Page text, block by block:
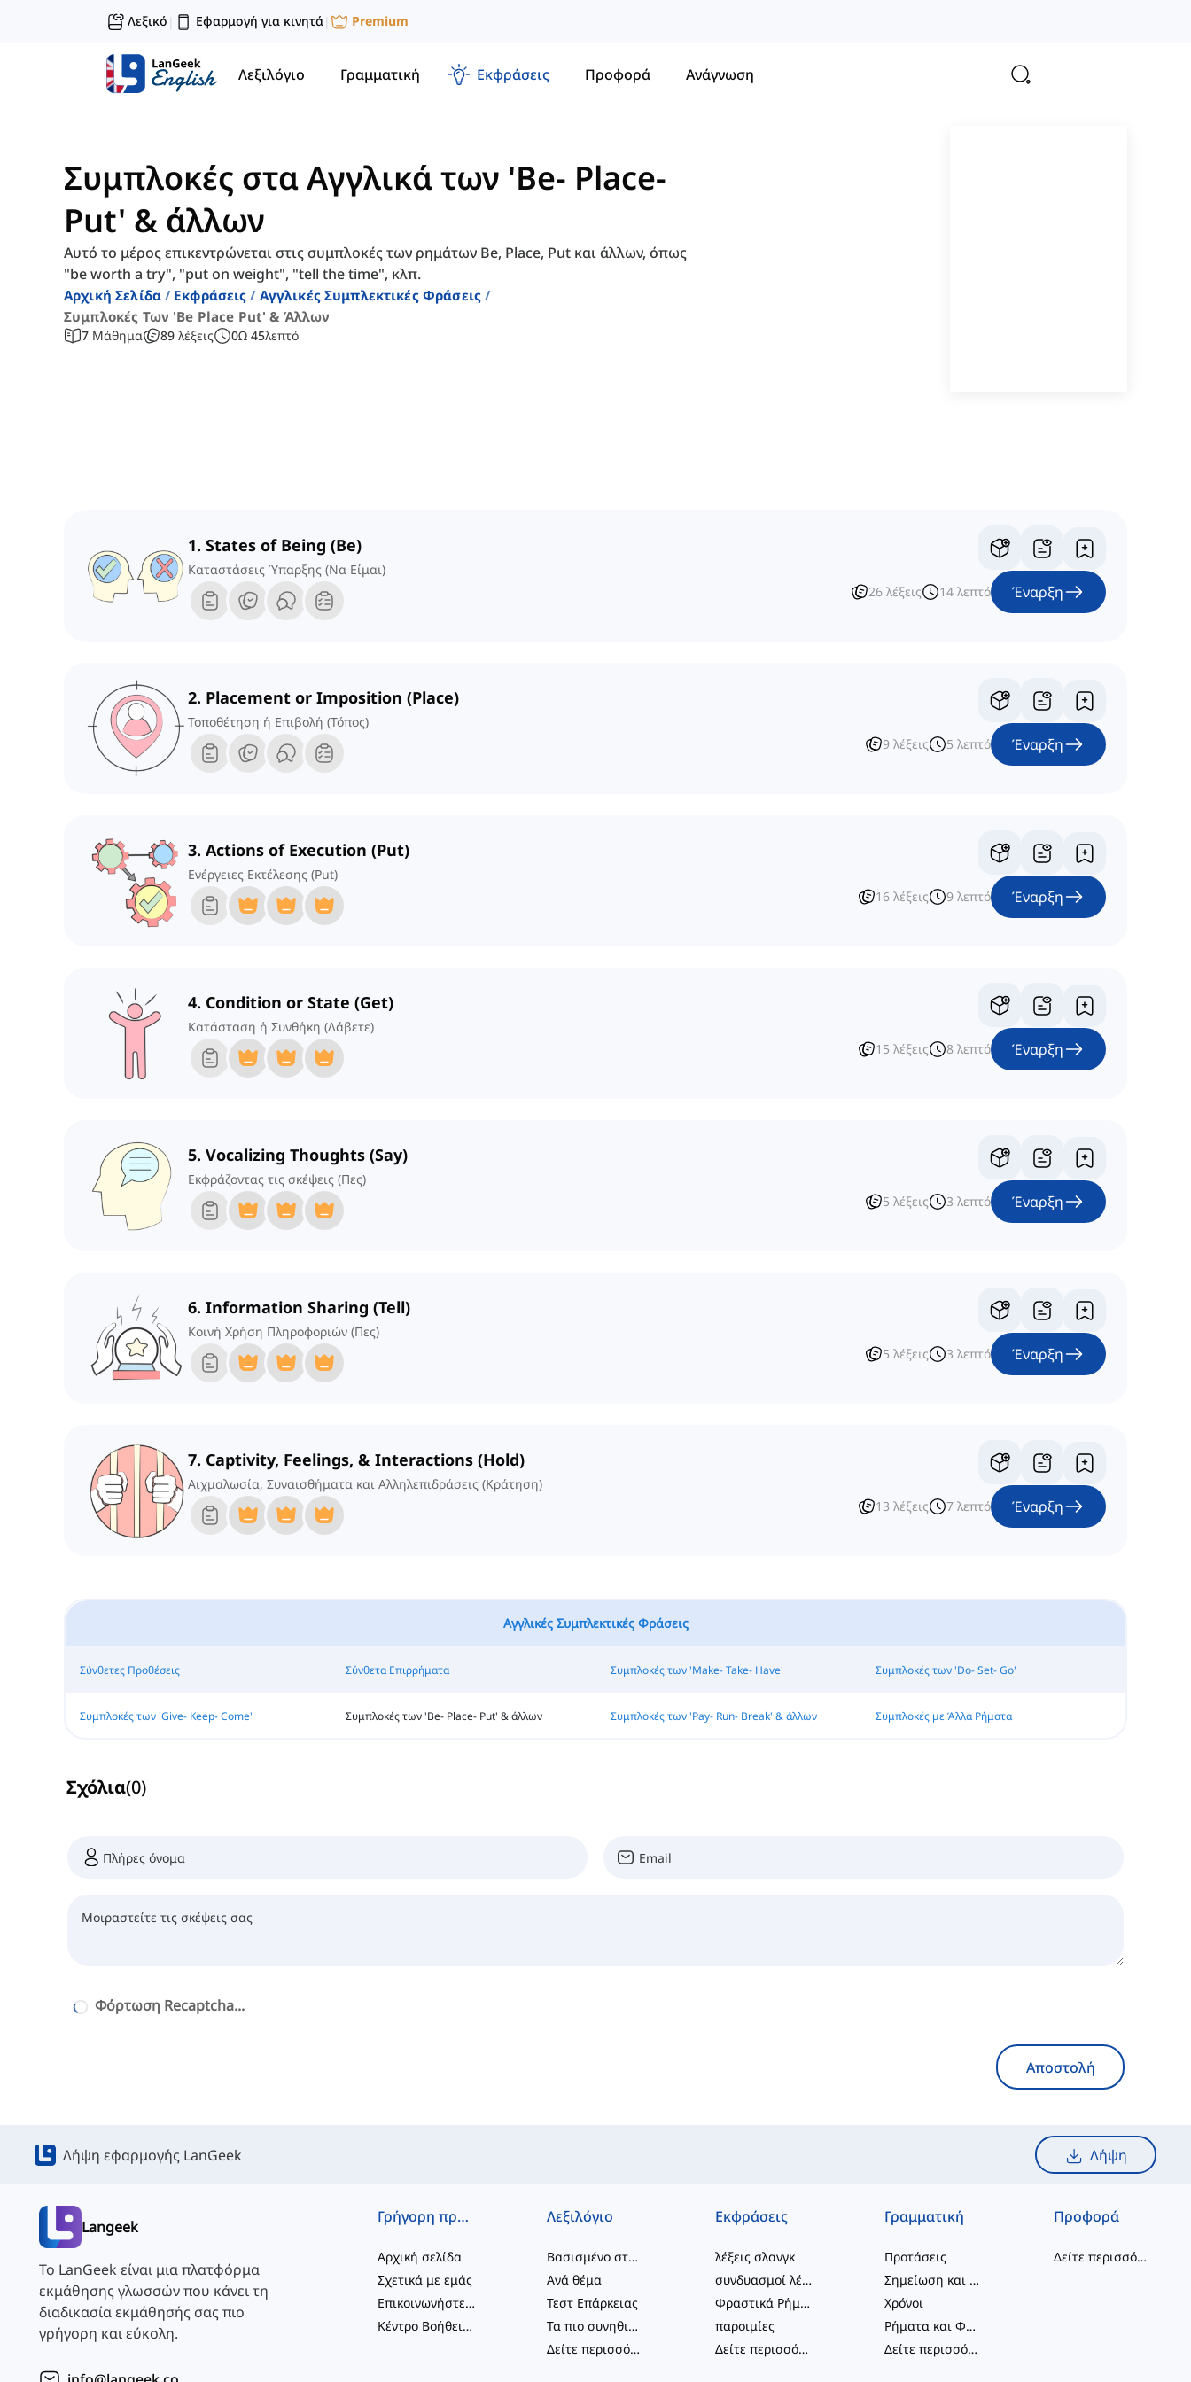
Λεξικό | Εφαρμογή για κινητά| Premium
Λεξιλόγιο Γραμματική Εκφράσεις Προφορά Ανάγνωση
Συμπλοκές στα Αγγλικά των 'Be- Place-
Put' & άλλων
Αυτό το μέρος επικεντρώνεται στις συμπλοκές των ρημάτων Be, Place, Put και άλλων, όπως
"be worth a try", "put on weight", "tell the time", κλπ.
Αρχική Σελίδα Εκφράσεις
Αγγλικές Συμπλεκτικές Φράσεις
Συμπλοκές Των 'be Place Put' & Άλλων
7 Μάθημα 89 λέξεις 0Ω 45λεπτό
1. States of Being (Be)
Καταστάσεις Ύπαρξης (Να Είμαι)
26 λέξεις 14 λεπτό Έναρξη
2. Placement or Imposition (Place)
Τοποθέτηση ή Επιβολή (Τόπος)
9 λέξεις 5 λεπτό Έναρξη
3. Actions of Execution (Put)
Ενέργειες Εκτέλεσης (Put)
16 λέξεις 9 λεπτό Έναρξη
4. Condition or State (Get)
Κατάσταση ή Συνθήκη (Λάβετε)
15 λέξεις 8 λεπτό Έναρξη
5. Vocalizing Thoughts (Say)
Εκφράζοντας τις σκέψεις (Πες)
5 λέξεις 3 λεπτό Έναρξη
6. Information Sharing (Tell)
Κοινή Χρήση Πληροφοριών (Πες)
5 λέξεις 3 λεπτό Έναρξη
7. Captivity, Feelings, & Interactions (Hold)
Αιχμαλωσία, Συναισθήματα και Αλληλεπιδράσεις (Κράτηση)
13 λέξεις 7 λεπτό Έναρξη
Αγγλικές Συμπλεκτικές Φράσεις
Σύνθετες Προθέσεις Σύνθετα Επιρρήματα Συμπλοκές των 'Make- Take- Have' Συμπλοκές των 'Do- Set- Go'
Συμπλοκές των 'Give- Keep- Come' Συμπλοκές των 'Be- Place- Put' & άλλων Συμπλοκές των 'Pay- Run- Break' & άλλων Συμπλοκές με Άλλα Ρήματα
Σχόλια(0)
Φόρτωση Recaptcha...
Αποστολή
Λήψη εφαρμογής LanGeek Λήψη
Langeek
Το LanGeek είναι μια πλατφόρμα
εκμάθησης γλωσσών που κάνει τη
διαδικασία εκμάθησής σας πιο
γρήγορη και εύκολη.
Γρήγορη πρόσβαση
Αρχική σελίδα
Σχετικά με εμάς
Επικοινωνήστε μαζί μας
Κέντρο Βοήθειας
Λεξιλόγιο
Βασισμένο στο επίπεδο
Ανά θέμα
Τεστ Επάρκειας
Τα πιο συνηθισμένα
Δείτε περισσότερα
Εκφράσεις
λέξεις σλανγκ
συνδυασμοί λέξεων
Φραστικά Ρήματα
παροιμίες
Δείτε περισσότερα
Γραμματική
Προτάσεις
Σημείωση και Ορθογραφία
Χρόνοι
Ρήματα και Φωνές
Δείτε περισσότερα
Προφορά
Δείτε περισσότερα